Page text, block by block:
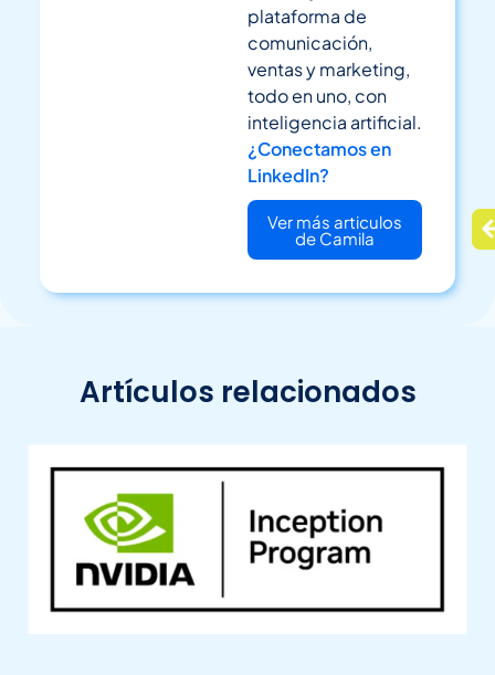
plataforma de
comunicación,
ventas y marketing,
todo en uno, con
inteligencia artificial.
¿Conectamos en
LinkedIn?
Ver más articulos
de Camila
Artículos relacionados